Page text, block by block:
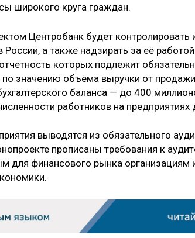
широкого круга граждан.
Центробанк будет контролировать
а также надзирать за её
которых подлежит
по значению объёма выручки от
баланса — до 400
работников на предприятиях
выводятся из обязательного
прописаны требования к
для финансового рынка организациям